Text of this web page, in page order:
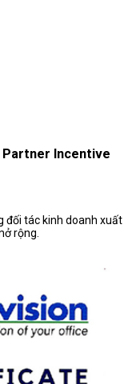
Partner Incentive
đối tác kinh doanh xuất
rộng.